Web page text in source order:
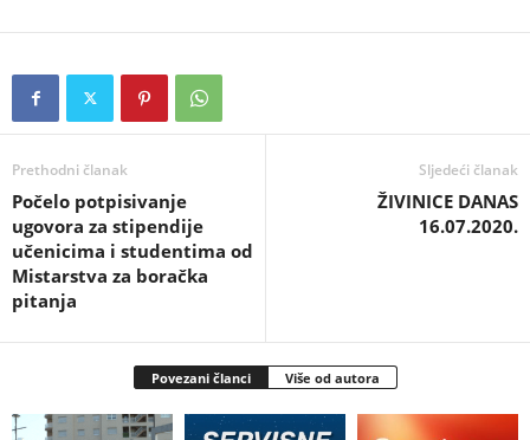
Prethodni članak
Počelo potpisivanje
ugovora za stipendije
učenicima i studentima od
Mistarstva za boračka
pitanja
Sljedeći članak
ŽIVINICE DANAS
16.07.2020.
Povezani članci Više od autora